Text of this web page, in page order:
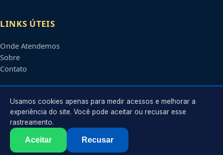
LINKS ÚTEIS
Onde Atendemos
Sobre
Contato
CONTATO
Atendimento em
contato@eletricistabelohorizonte.com.br
2026 Belo Horizonte
. Todos os direitos reservados.
Usamos cookies apenas para medir acessos e melhorar a
experiência do site. Você pode aceitar ou recusar esse
rastreamento.
Aceitar Recusar